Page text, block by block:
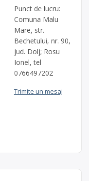
Punct de lucru:
Comuna Malu
Mare, str.
Bechetului, nr. 90,
jud. Dolj; Rosu
Ionel, tel
0766497202
Trimite un mesaj